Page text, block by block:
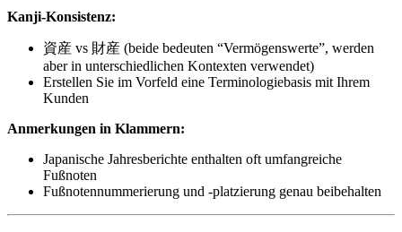
Kanji-Konsistenz:
資産 vs 財産 (beide bedeuten “Vermögenswerte”, werden
aber in unterschiedlichen Kontexten verwendet)
Erstellen Sie im Vorfeld eine Terminologiebasis mit Ihrem
Kunden
Anmerkungen in Klammern:
Japanische Jahresberichte enthalten oft umfangreiche
Fußnoten
Fußnotennummerierung und -platzierung genau beibehalten